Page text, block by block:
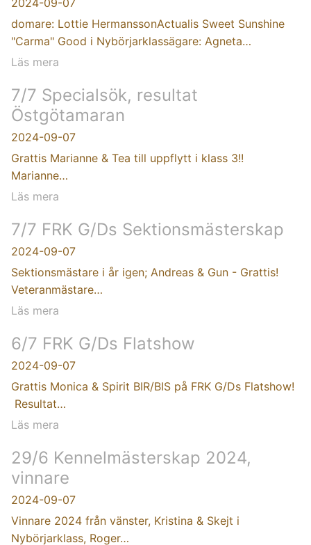
domare: Lottie HermanssonActualis Sweet Sunshine
"Carma" Good i Nybörjarklassägare: Agneta…
Läs mera
7/7 Specialsök, resultat
Östgötamaran
2024-09-07
Grattis Marianne & Tea till uppflytt i klass 3!!
Marianne…
Läs mera
7/7 FRK G/Ds Sektionsmästerskap
2024-09-07
Sektionsmästare i år igen; Andreas & Gun - Grattis!
Veteranmästare…
Läs mera
6/7 FRK G/Ds Flatshow
2024-09-07
Grattis Monica & Spirit BIR/BIS på FRK G/Ds Flatshow!
Resultat…
Läs mera
29/6 Kennelmästerskap 2024,
vinnare
2024-09-07
Vinnare 2024 från vänster, Kristina & Skejt i
Nybörjarklass, Roger…